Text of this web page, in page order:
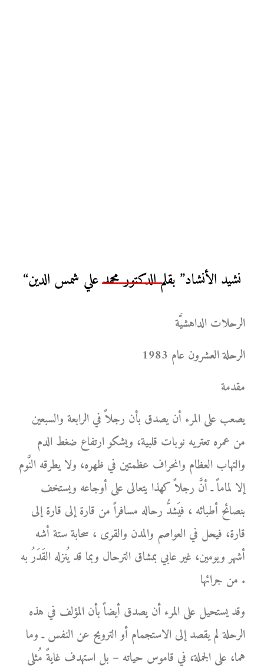
“نشيد الأنشاد” بقلم الدكتور محمد علي شمس الدين
الرحلات الداهشيَّة
الرحلة العشرون عام 1983
مقدمة
يصعب على المرء أن يصدق بأن رجلاً في الرابعة والسبعين
من عمره تعتريه نوبات قلبية، ويشكو ارتفاع ضغط الدم
والتهاب العظام وانحراف عظمتين في ظهره، ولا يطرقه النَّوم
إلا لماماً ـ أنَّ رجلاً كهذا يتعالى على أوجاعه ويستخف
بنصائح أطبائه ، فيَشدُّ رحاله مسافراً من قارة إلى قارة إلى
قارة، فيحل في العواصم والمدن والقرى ، سحابة ستة أشه
أشهر ويومين، غير عابي بمشاق الترحال وبما قد يُنزله القَدَرُ به
من جرائها .
وقد يستحيل على المرء أن يصدق أيضاً بأن المؤلف في هذه
الرحلة لم يقصد إلى الاستجمام أو الترويح عن النفس ـ وما
هما، على الجملة، في قاموس حياته – بل استهدف غايةً مُثلى